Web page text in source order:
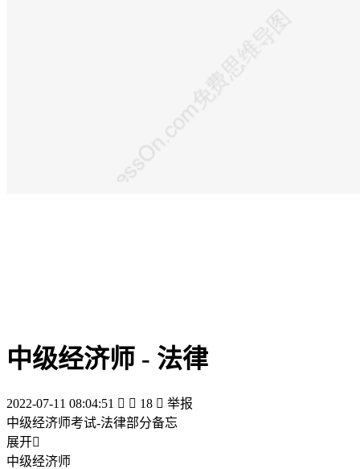
中级经济师 - 法律
2022-07-11 08:04:51   18  举报
中级经济师考试-法律部分备忘
展开
中级经济师